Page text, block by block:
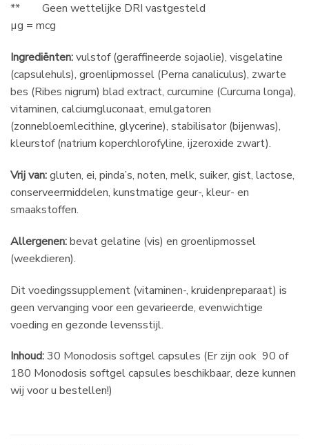
** Geen wettelijke DRI vastgesteld
µg = mcg
Ingrediënten:vulstof (geraffineerde sojaolie), visgelatine
(capsulehuls), groenlipmossel (Perna canaliculus), zwarte
bes (Ribes nigrum) blad extract, curcumine (Curcuma longa),
vitaminen, calciumgluconaat, emulgatoren
(zonnebloemlecithine, glycerine), stabilisator (bijenwas),
kleurstof (natrium koperchlorofyline, ijzeroxide zwart).
Vrij van:gluten, ei, pinda’s, noten, melk, suiker, gist, lactose,
conserveermiddelen, kunstmatige geur-, kleur- en
smaakstoffen.
Allergenen:bevat gelatine (vis) en groenlipmossel
(weekdieren).
Dit voedingssupplement (vitaminen-, kruidenpreparaat) is
geen vervanging voor een gevarieerde, evenwichtige
voeding en gezonde levensstijl.
Inhoud:30 Monodosis softgel capsules (Er zijn ook 90 of
180 Monodosis softgel capsules beschikbaar, deze kunnen
wij voor u bestellen!)